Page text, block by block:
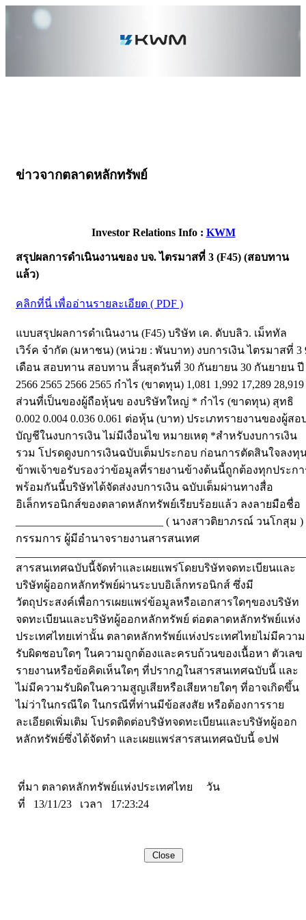
ข่าวจากตลาดหลักทรัพย์
Investor Relations Info : KWM
สรุปผลการดำเนินงานของ บจ. ไตรมาสที่ 3 (F45) (สอบทาน
แล้ว)
คลิกที่นี่ เพื่ออ่านรายละเอียด ( PDF )
แบบสรุปผลการดำเนินงาน (F45) บริษัท เค. ดับบลิว. เม็ททัล
เวิร์ค จำกัด (มหาชน) (หน่วย : พันบาท) งบการเงิน ไตรมาสที่ 3
เดือน สอบทาน สอบทาน สิ้นสุดวันที่ 30 กันยายน 30 กันยายน ปี
2566 2565 2566 2565 กำไร (ขาดทุน) 1,081 1,992 17,289 28,919
ส่วนที่เป็นของผู้ถือหุ้นข องบริษัทใหญ่ * กำไร (ขาดทุน) สุทธิ
0.002 0.004 0.036 0.061 ต่อหุ้น (บาท) ประเภทรายงานของผู้สอ
บัญชีในงบการเงิน ไม่มีเงื่อนไข หมายเหตุ *สำหรับงบการเงิน
รวม โปรดดูงบการเงินฉบับเต็มประกอบ ก่อนการตัดสินใจลงทุ
ข้าพเจ้าขอรับรองว่าข้อมูลที่รายงานข้างต้นนี้ถูกต้องทุกประก
พร้อมกันนี้บริษัทได้จัดส่งงบการเงิน ฉบับเต็มผ่านทางสื่อ
อิเล็กทรอนิกส์ของตลาดหลักทรัพย์เรียบร้อยแล้ว ลงลายมือชื่อ
___________________________ ( นางสาวติยาภรณ์ วนโกสุม )
กรรมการ ผู้มีอำนาจรายงานสารสนเทศ
สารสนเทศฉบับนี้จัดทำและเผยแพร่โดยบริษัทจดทะเบียนและ
บริษัทผู้ออกหลักทรัพย์ผ่านระบบอิเล็กทรอนิกส์ ซึ่งมี
วัตถุประสงค์เพื่อการเผยแพร่ข้อมูลหรือเอกสารใดๆของบริษัท
จดทะเบียนและบริษัทผู้ออกหลักทรัพย์ ต่อตลาดหลักทรัพย์แห่ง
ประเทศไทยเท่านั้น ตลาดหลักทรัพย์แห่งประเทศไทยไม่มีความ
รับผิดชอบใดๆ ในความถูกต้องและครบถ้วนของเนื้อหา ตัวเลข
รายงานหรือข้อคิดเห็นใดๆ ที่ปรากฎในสารสนเทศฉบับนี้ และ
ไม่มีความรับผิดในความสูญเสียหรือเสียหายใดๆ ที่อาจเกิดขึ้น
ไม่ว่าในกรณีใด ในกรณีที่ท่านมีข้อสงสัย หรือต้องการราย
ละเอียดเพิ่มเติม โปรดติดต่อบริษัทจดทะเบียนและบริษัทผู้ออก
หลักทรัพย์ซึ่งได้จัดทำ และเผยแพร่สารสนเทศฉบับนี้ ๏ปฟ
ที่มา ตลาดหลักทรัพย์แห่งประเทศไทย วัน
ที่ 13/11/23 เวลา 17:23:24